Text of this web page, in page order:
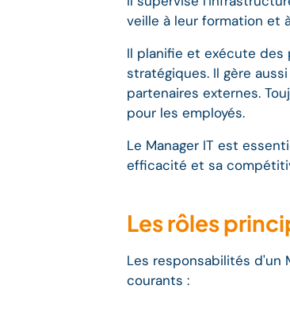
veille à leur formation et
Il planifie et exécute des
stratégiques. Il gère
partenaires externes.
pour les employés.
Le Manager IT est
efficacité et sa
Les rôles
Les responsabilités d'un
courants :